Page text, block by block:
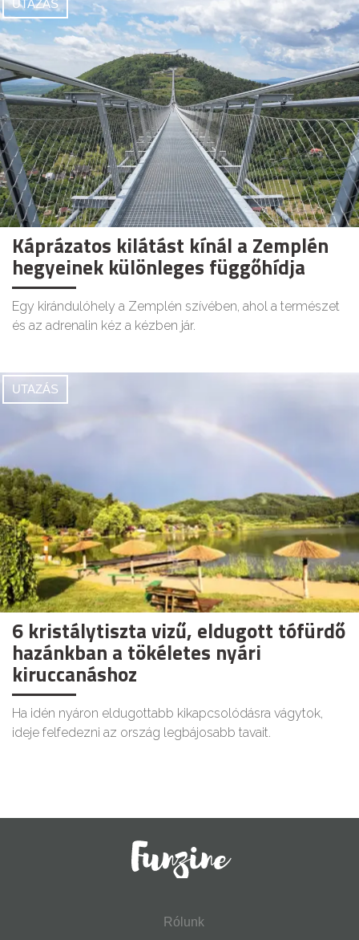
UTAZÁS
Káprázatos kilátást kínál a Zemplén
hegyeinek különleges függőhídja
Egy kirándulóhely a Zemplén szívében, ahol a természet
és az adrenalin kéz a kézben jár.
UTAZÁS
6 kristálytiszta vizű, eldugott tófürdő
hazánkban a tökéletes nyári
kiruccanáshoz
Ha idén nyáron eldugottabb kikapcsolódásra vágytok,
ideje felfedezni az ország legbájosabb tavait.
Rólunk